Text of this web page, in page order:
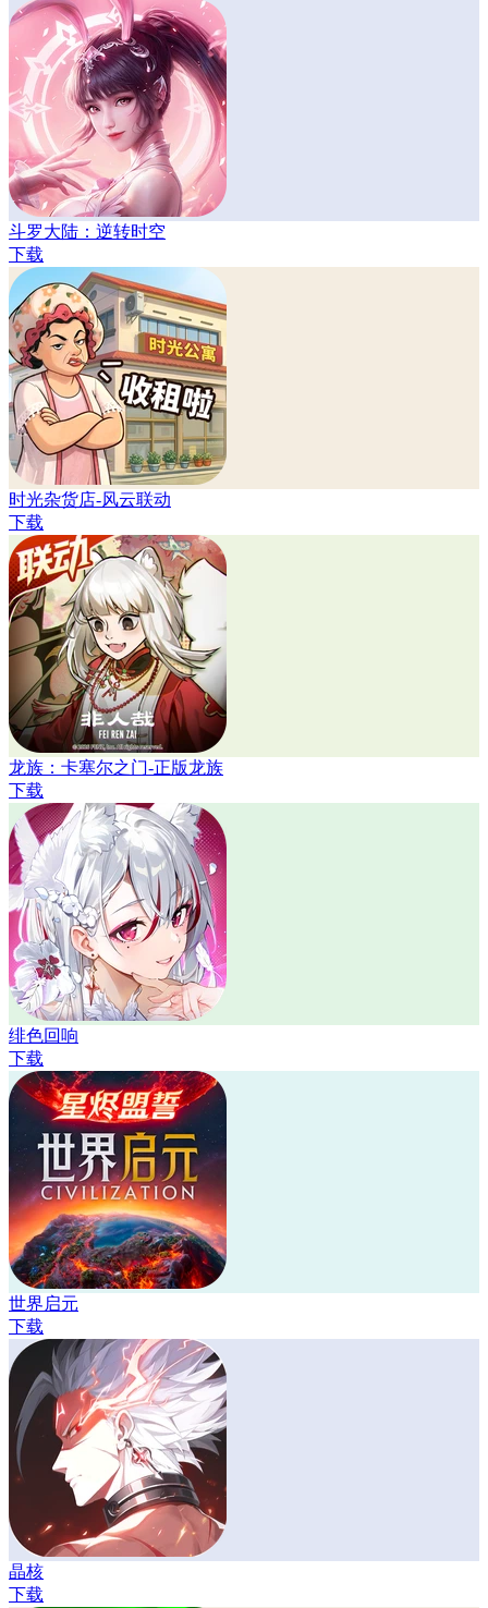
斗罗大陆：逆转时空
下载
时光杂货店-风云联动
下载
龙族：卡塞尔之门-正版龙族
下载
绯色回响
下载
世界启元
下载
晶核
下载